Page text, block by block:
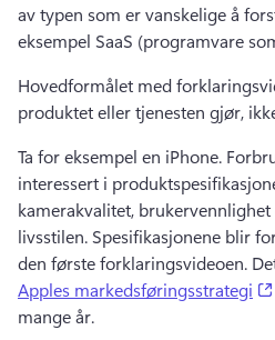
av typen som er vanskelige å
eksempel SaaS (programvare
Hovedformålet med
produktet eller tjenesten gjør,
Ta for eksempel en iPhone.
interessert i
kamerakvalitet,
livsstilen. Spesifikasjonene blir
den første forklaringsvideoen.
Apples markedsføringsstrategi
mange år.